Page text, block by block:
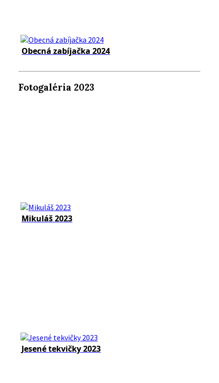
Obecná zabíjačka 2024
Fotogaléria 2023
Mikuláš 2023
Jesené tekvičky 2023